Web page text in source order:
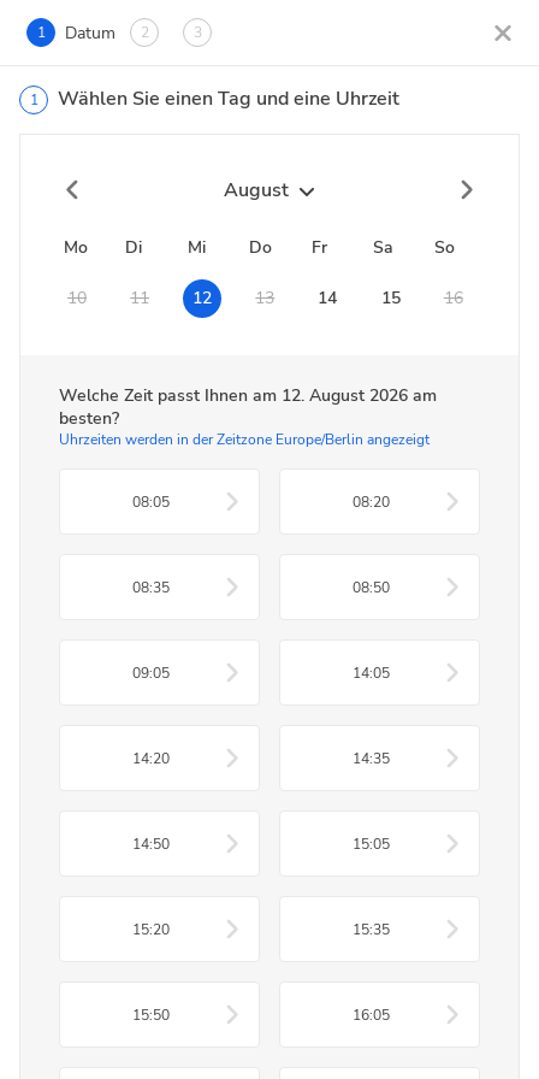
1 Datum 2 3
1 Wählen Sie einen Tag und eine Uhrzeit
August
Mo Di Mi Do Fr Sa So
10 11 12 13 14 15 16
Welche Zeit passt Ihnen am 12. August 2026 am
besten?
Uhrzeiten werden in der Zeitzone Europe/Berlin angezeigt
08:05 08:20
08:35 08:50
09:05 14:05
14:20 14:35
14:50 15:05
15:20 15:35
15:50 16:05